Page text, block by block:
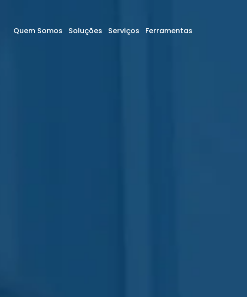
Quem Somos Soluções Serviços Ferramentas